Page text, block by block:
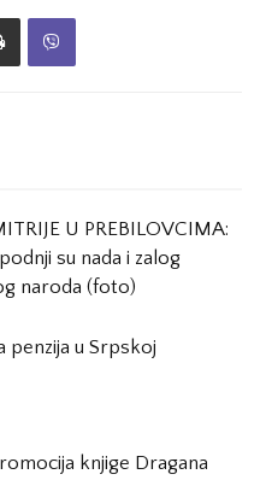
U PREBILOVCIMA:
su nada i zalog
naroda (foto)
penzija u Srpskoj
knjige Dragana